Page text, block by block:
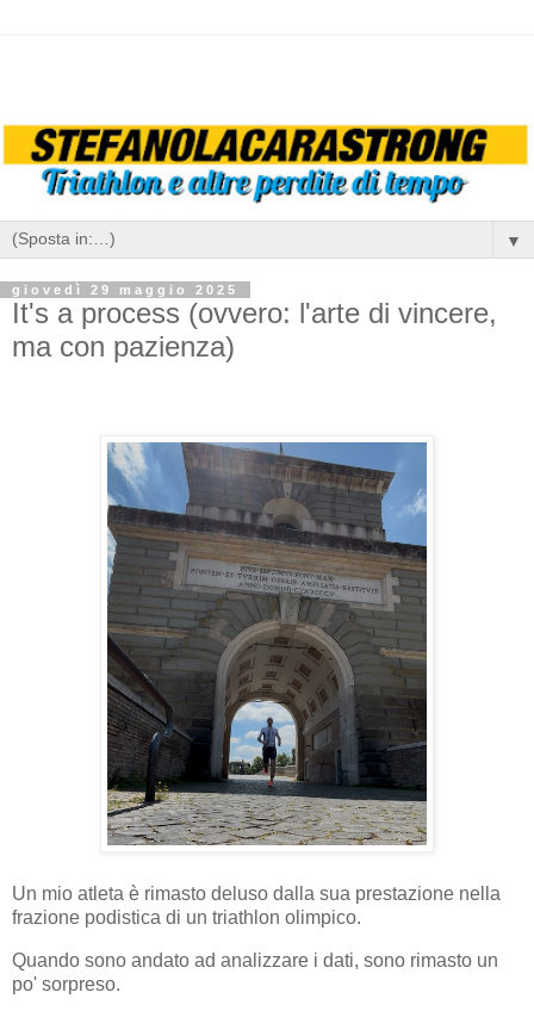
▼
giovedì 29 maggio 2025
It's a process (ovvero: l'arte di vincere,
ma con pazienza)
Un mio atleta è rimasto deluso dalla sua prestazione nella
frazione podistica di un triathlon olimpico.
Quando sono andato ad analizzare i dati, sono rimasto un
po' sorpreso.